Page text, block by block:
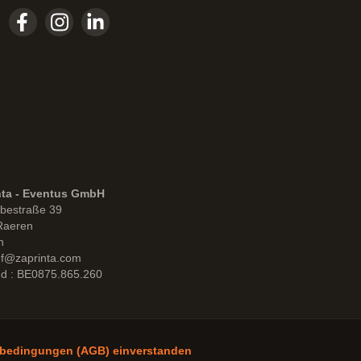
- Eventus GmbH
39
: BE0875.865.260
(AGB) einverstanden